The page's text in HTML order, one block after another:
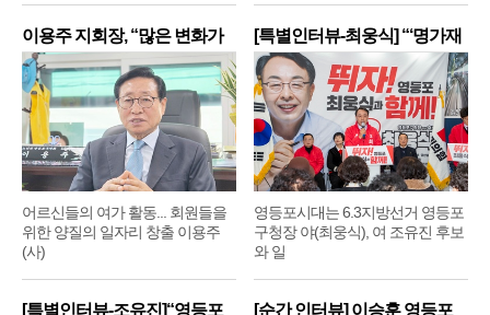
이용주 지회장, “많은 변화가
어르신들의 여가 활동... 회원들을
위한 양질의 일자리 창출 이용주
(사)
[특별인터뷰-최웅식] “‘명가재
영등포시대는 6.3지방선거 영등포
구청장 야(최웅식), 여 조유진 후보
와 일
[특별인터뷰-조유진]“영등포
[순간 인터뷰] 이승훈 영등포